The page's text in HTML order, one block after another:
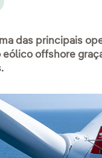
das principais
offshore